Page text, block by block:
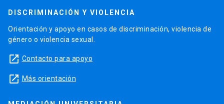
DISCRIMINACIÓN Y VIOLENCIA
Orientación y apoyo en casos de discriminación, violencia de
género o violencia sexual.
launch Contacto para apoyo
launch Más orientación